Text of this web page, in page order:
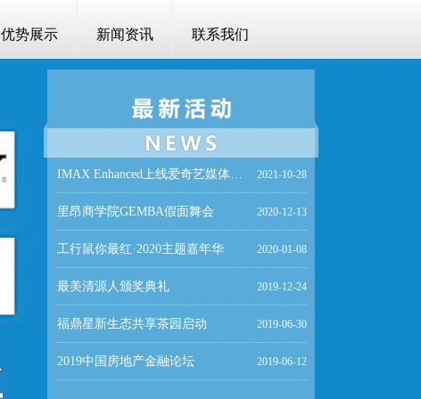
优势展示 新闻资讯 联系我们
2023-08-23
润熙泉·解锁无龄密码
道可特二十周年庆典
2021-10-28
IMAX Enhanced上线爱奇艺媒体分享会
2020-12-13
里昂商学院GEMBA假面舞会
2020-01-08
工行鼠你最红·2020主题嘉年华
2019-12-24
最美清源人颁奖典礼
2019-06-30
福鼎星新生态共享茶园启动
2019-06-12
2019中国房地产金融论坛